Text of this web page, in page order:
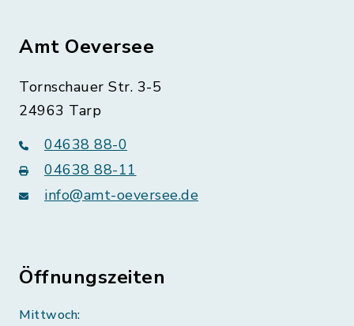
Amt Oeversee
Tornschauer Str. 3-5
24963 Tarp
04638 88-0
04638 88-11
info@amt-oeversee.de
Öffnungszeiten
Mittwoch: